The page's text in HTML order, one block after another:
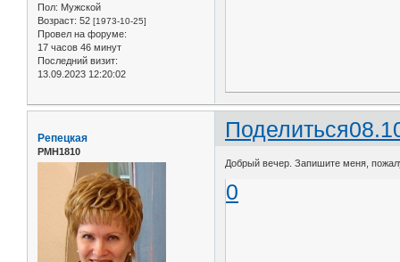
Пол: Мужской
Возраст: 52 [1973-10-25]
Провел на форуме:
17 часов 46 минут
Последний визит:
13.09.2023 12:20:02
Поделиться
Репецкая
РМН1810
Добрый вечер. Запишите меня,
0